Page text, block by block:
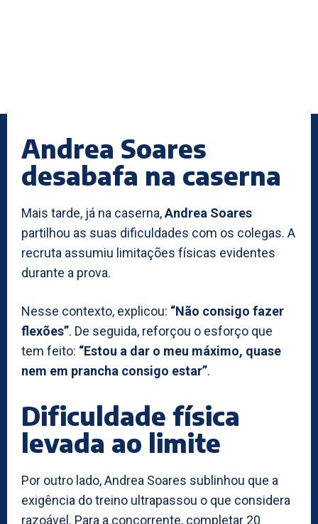
Andrea Soares
desabafa na caserna
Mais tarde, já na caserna,Andrea Soares
partilhou as suas dificuldades com os colegas. A
recruta assumiu limitações físicas evidentes
durante a prova.
Nesse contexto, explicou: “Não consigo fazer
flexões”. De seguida, reforçou o esforço que
tem feito: “Estou a dar o meu máximo, quase
nem em prancha consigo estar”.
Dificuldade física
levada ao limite
Por outro lado, Andrea Soares sublinhou que a
exigência do treino ultrapassou o que considera
razoável. Para a concorrente, completar 20